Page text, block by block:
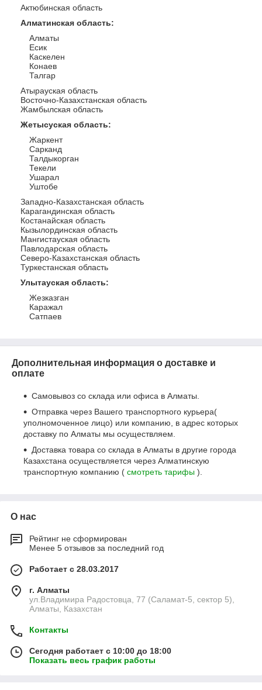
Актюбинская область
Алматинская область:
Алматы
Есик
Каскелен
Конаев
Талгар
Атырауская область
Восточно-Казахстанская область
Жамбылская область
Жетысуская область:
Жаркент
Сарканд
Талдыкорган
Текели
Ушарал
Уштобе
Западно-Казахстанская область
Карагандинская область
Костанайская область
Кызылординская область
Мангистауская область
Павлодарская область
Северо-Казахстанская область
Туркестанская область
Улытауская область:
Жезказган
Каражал
Сатпаев
Дополнительная информация о доставке и
оплате
Самовывоз со склада или офиса в Алматы.
Отправка через Вашего транспортного курьера(
уполномоченное лицо) или компанию, в адрес которых
доставку по Алматы мы осуществляем.
Доставка товара со склада в Алматы в другие города
Казахстана осуществляется через Алматинскую
транспортную компанию ( смотреть тарифы ).
О нас
Рейтинг не сформирован
Менее 5 отзывов за последний год
Работает с 28.03.2017
г. Алматы
ул.Владимира Радостовца, 77 (Саламат-5, сектор 5),
Алматы, Казахстан
Контакты
Сегодня работает с 10:00 до 18:00
Показать весь график работы